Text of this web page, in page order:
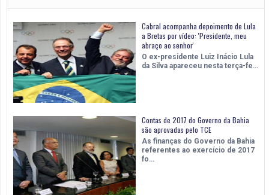
Cabral acompanha depoimento de Lula
a Bretas por vídeo: 'Presidente, meu
abraço ao senhor'
O ex-presidente Luiz Inácio Lula
da Silva apareceu nesta terça-fe…
Contas de 2017 do Governo da Bahia
são aprovadas pelo TCE
As finanças do Governo da Bahia
referentes ao exercício de 2017
fo…